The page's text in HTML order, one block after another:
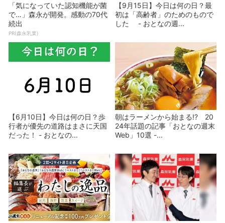
「気になっていた認知機能が菌
で…」森永が開発。感動の70代
続出
PR(森永乳業)
【9月15日】今日は何の日？最
初は「高齢者」のためのもので
した - おとなの週...
【6月10日】今日は何の日？歩
行者が優先の道路はまさに天国
だった！ - おとなの...
朝はラーメンから始まる!? 20
24年話題の記事「おとなの週末
Web」10選 -...